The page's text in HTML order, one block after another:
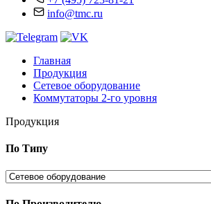
info@tmc.ru
Главная
Продукция
Сетевое оборудование
Коммутаторы 2-го уровня
Продукция
По Типу